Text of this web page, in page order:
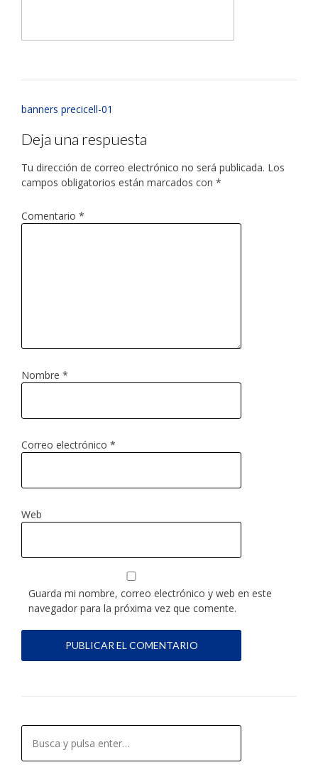
banners precicell-01
Deja una respuesta
Tu dirección de correo electrónico no será publicada. Los
campos obligatorios están marcados con *
Comentario *
Nombre *
Correo electrónico *
Web
Guarda mi nombre, correo electrónico y web en este
navegador para la próxima vez que comente.